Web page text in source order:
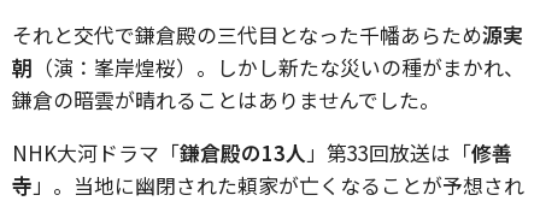
それと交代で鎌倉殿の三代目となった千幡あらため源実
朝 （演：峯岸煌桜）。しかし新たな災いの種がまかれ、
鎌倉の暗雲が晴れることはありませんでした。
NHK大河ドラマ「鎌倉殿の13人」第33回放送は「修善
寺」。当地に幽閉された頼家が亡くなることが予想され